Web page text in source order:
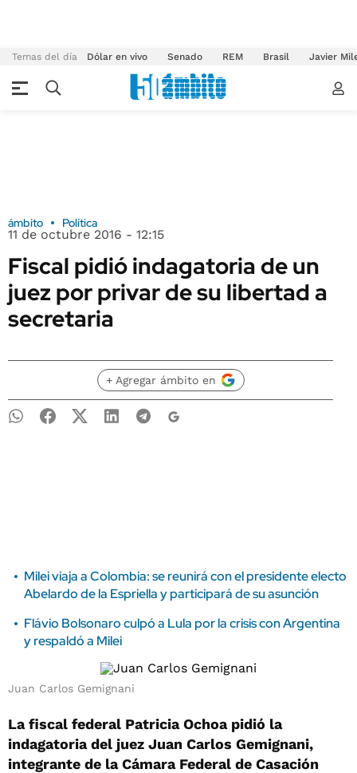
Temas del día Dólar en vivo Senado REM Brasil Javier
ámbito Política
11 de octubre 2016 - 12:15
Fiscal pidió indagatoria de un
juez por privar de su libertad a
secretaria
+ Agregar ámbito en
Milei viaja a Colombia: se reunirá con el presidente electo
Abelardo de la Espriella y participará de su asunción
Flávio Bolsonaro culpó a Lula por la crisis con Argentina
y respaldó a Milei
Juan Carlos Gemignani
La fiscal federal Patricia Ochoa pidió la
indagatoria del juez Juan Carlos Gemignani,
integrante de la Cámara Federal de Casación